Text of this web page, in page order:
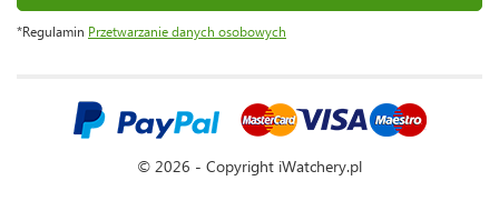
*Regulamin Przetwarzanie danych osobowych
© 2026 - Copyright iWatchery.pl